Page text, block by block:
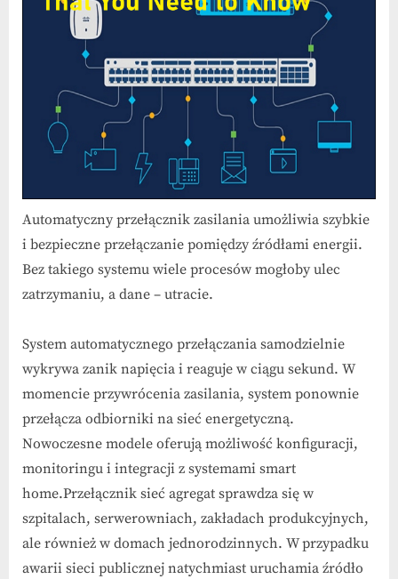
Automatyczny przełącznik zasilania umożliwia szybkie
i bezpieczne przełączanie pomiędzy źródłami energii.
Bez takiego systemu wiele procesów mogłoby ulec
zatrzymaniu, a dane – utracie.
System automatycznego przełączania samodzielnie
wykrywa zanik napięcia i reaguje w ciągu sekund. W
momencie przywrócenia zasilania, system ponownie
przełącza odbiorniki na sieć energetyczną.
Nowoczesne modele oferują możliwość konfiguracji,
monitoringu i integracji z systemami smart
home.Przełącznik sieć agregat sprawdza się w
szpitalach, serwerowniach, zakładach produkcyjnych,
ale również w domach jednorodzinnych. W przypadku
awarii sieci publicznej natychmiast uruchamia źródło